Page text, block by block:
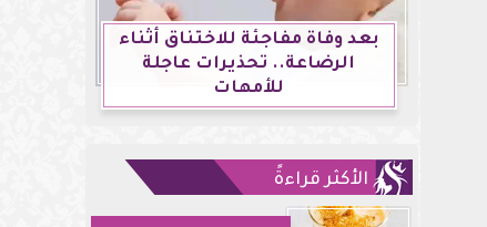
بعد وفاة مفاجئة للاختناق أثناء
الرضاعة.. تحذيرات عاجلة
للأمهات
الأكثر قراءةً